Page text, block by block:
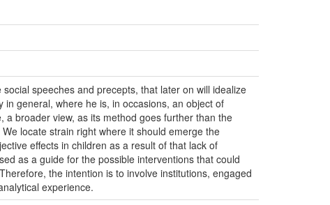
speeches and precepts, that later on will idealize
in general, where he is, in occasions, an object of
a broader view, as its method goes further than the
locate strain right where it should emerge the
effects in children as a result of that lack of
as a guide for the possible interventions that could
the intention is to involve institutions, engaged
experience.